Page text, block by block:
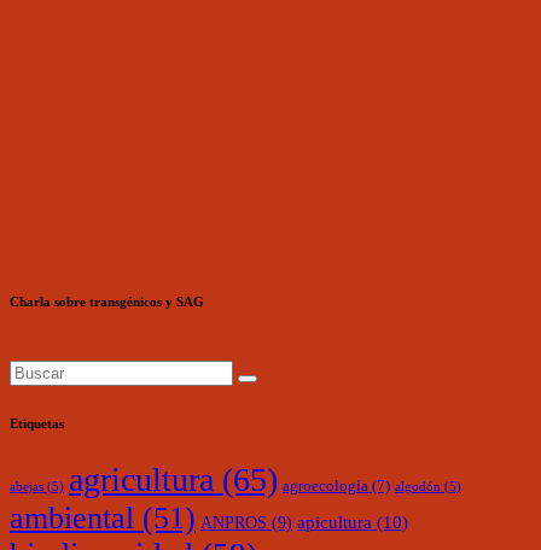
Charla sobre transgénicos y SAG
Etiquetas
abejas (5) agricultura (65) agroecología (7) algodón (5)
ambiental (51) ANPROS (9) apicultura (10)